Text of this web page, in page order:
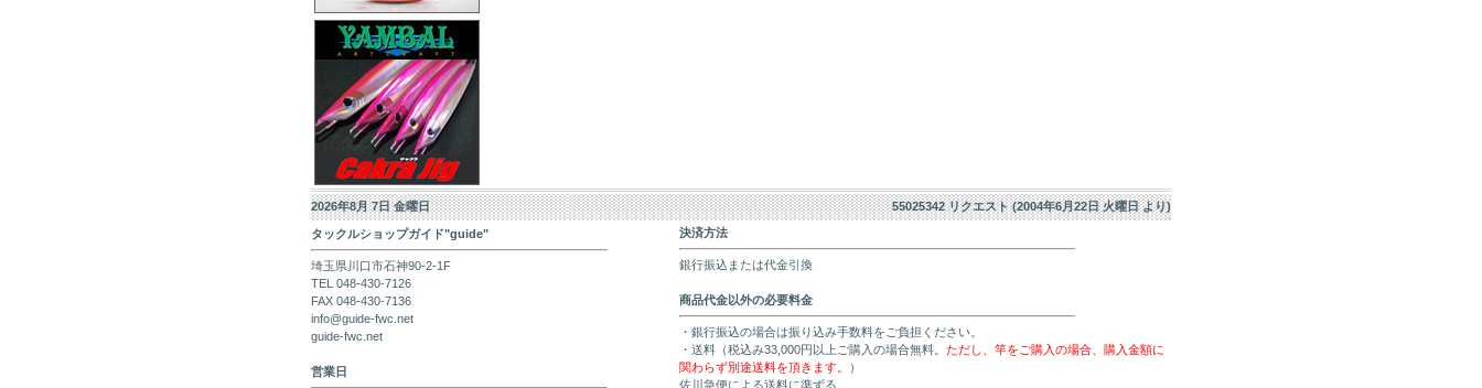
2026年8月 7日 金曜日 55025342 リクエスト (2004年6月22日 火曜日 より)
タックルショップガイド"guide"
埼玉県川口市石神90-2-1F
TEL 048-430-7126
FAX 048-430-7136
info@guide-fwc.net
guide-fwc.net
営業日
決済方法
銀行振込または代金引換
商品代金以外の必要料金
・銀行振込の場合は振り込み手数料をご負担ください。
・送料（税込み33,000円以上ご購入の場合無料。 ただし、竿をご購入の場合、購入金額に
関わらず別途送料を頂きます。
）
佐川急便による送料に準ずる。